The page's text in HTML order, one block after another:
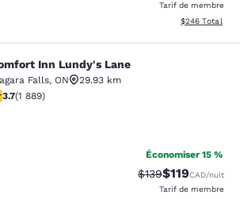
Tarif de membre
Afficher les
$246 Total
Lundy's Lane
Inn Lundy's Lane
Falls, ON
29.93 km
étoiles. Bien. 1889 commentaires
3.7(1 889)
Économiser 15 %
Tarif barré :
$139Tarif réduit :
$119CAD/nuit
Tarif de membre